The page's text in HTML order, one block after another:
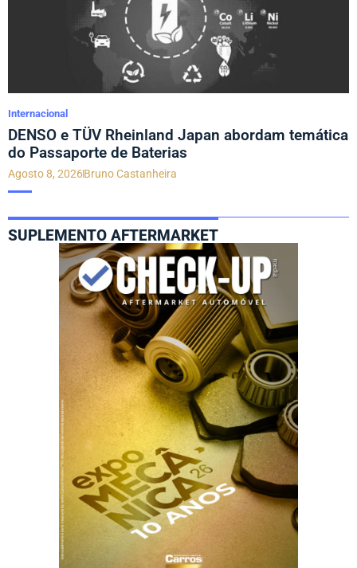
Internacional
DENSO e TÜV Rheinland Japan abordam temática
do Passaporte de Baterias
Agosto 8, 2026Bruno Castanheira
SUPLEMENTO AFTERMARKET